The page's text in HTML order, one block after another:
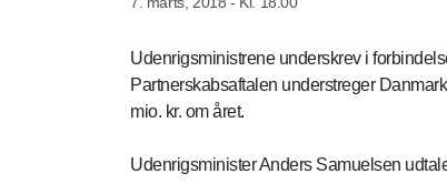
Udenrigsministrene underskrev i
Partnerskabsaftalen understreger
mio. kr. om året.
Udenrigsminister Anders Samuelsen